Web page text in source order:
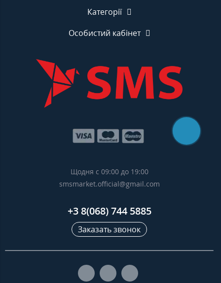
Категорії
Особистий кабінет
Щодня с 09:00 до 19:00
smsmarket.official@gmail.com
+3 8(068) 744 5885
Заказать звонок